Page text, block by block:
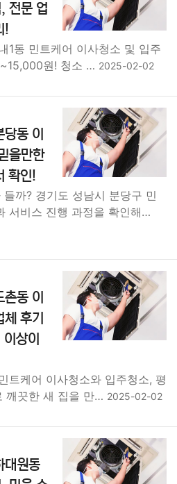
전문 업
!
1동 민트케어 이사청소 및 입주
원! 청소 … 2025-02-02
동 이
을만한
확인!
까? 경기도 성남시 분당구 민
서비스 진행 과정을 확인해…
동 이
후기
상이
트케어 이사청소와 입주청소, 평
깨끗한 새 집을 만… 2025-02-02
대원동